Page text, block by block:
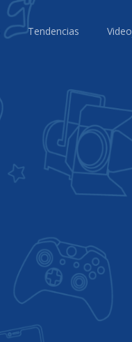
Tendencias